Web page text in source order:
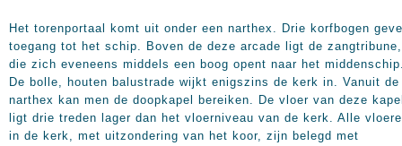
Het torenportaal komt uit onder een narthex. Drie korfbogen
toegang tot het schip. Boven de deze arcade ligt de zangtribune,
die zich eveneens middels een boog opent naar het
De bolle, houten balustrade wijkt enigszins de kerk in. Vanuit de
narthex kan men de doopkapel bereiken. De vloer van deze
ligt drie treden lager dan het vloerniveau van de kerk. Alle
in de kerk, met uitzondering van het koor, zijn belegd met